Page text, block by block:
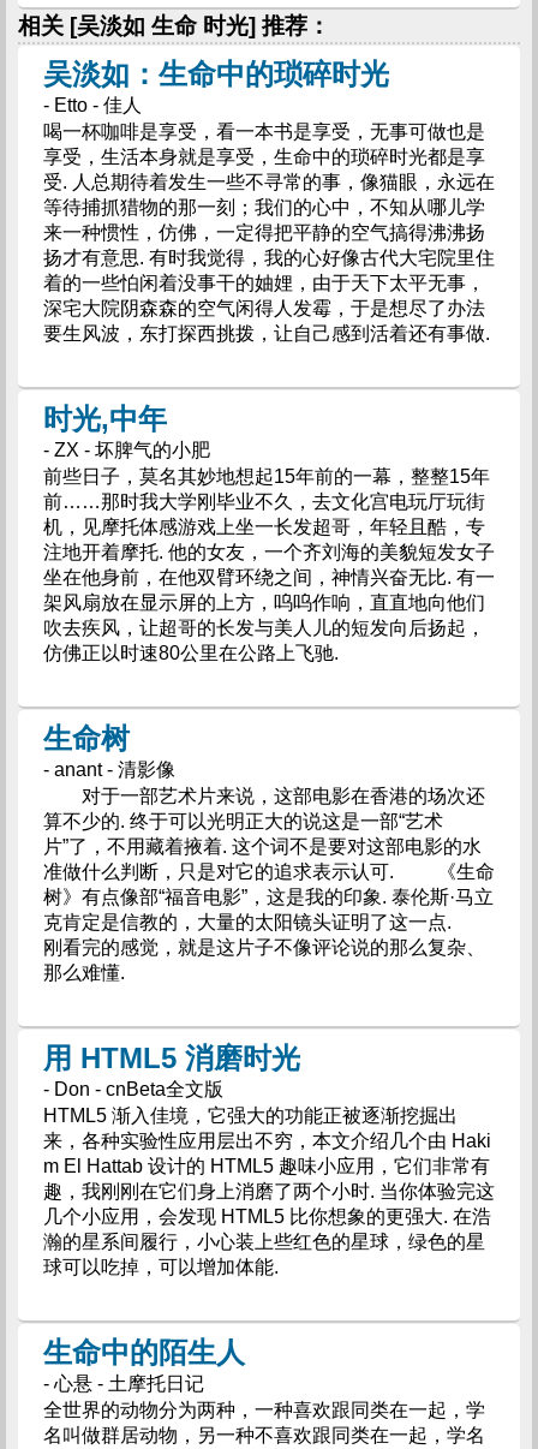
相关 [吴淡如 生命 时光] 推荐：
吴淡如：生命中的琐碎时光
- Etto - 佳人
喝一杯咖啡是享受，看一本书是享受，无事可做也是
享受，生活本身就是享受，生命中的琐碎时光都是享
受. 人总期待着发生一些不寻常的事，像猫眼，永远在
等待捕抓猎物的那一刻；我们的心中，不知从哪儿学
来一种惯性，仿佛，一定得把平静的空气搞得沸沸扬
扬才有意思. 有时我觉得，我的心好像古代大宅院里住
着的一些怕闲着没事干的妯娌，由于天下太平无事，
深宅大院阴森森的空气闲得人发霉，于是想尽了办法
要生风波，东打探西挑拨，让自己感到活着还有事做.
时光,中年
- ZX - 坏脾气的小肥
前些日子，莫名其妙地想起15年前的一幕，整整15年
前……那时我大学刚毕业不久，去文化宫电玩厅玩街
机，见摩托体感游戏上坐一长发超哥，年轻且酷，专
注地开着摩托. 他的女友，一个齐刘海的美貌短发女子
坐在他身前，在他双臂环绕之间，神情兴奋无比. 有一
架风扇放在显示屏的上方，呜呜作响，直直地向他们
吹去疾风，让超哥的长发与美人儿的短发向后扬起，
仿佛正以时速80公里在公路上飞驰.
生命树
- anant - 清影像
对于一部艺术片来说，这部电影在香港的场次还
算不少的. 终于可以光明正大的说这是一部“艺术
片”了，不用藏着掖着. 这个词不是要对这部电影的水
准做什么判断，只是对它的追求表示认可. 《生命
树》有点像部“福音电影”，这是我的印象. 泰伦斯·马立
克肯定是信教的，大量的太阳镜头证明了这一点.
刚看完的感觉，就是这片子不像评论说的那么复杂、
那么难懂.
用 HTML5 消磨时光
- Don - cnBeta全文版
HTML5 渐入佳境，它强大的功能正被逐渐挖掘出
来，各种实验性应用层出不穷，本文介绍几个由 Haki
m El Hattab 设计的 HTML5 趣味小应用，它们非常有
趣，我刚刚在它们身上消磨了两个小时. 当你体验完这
几个小应用，会发现 HTML5 比你想象的更强大. 在浩
瀚的星系间履行，小心装上些红色的星球，绿色的星
球可以吃掉，可以增加体能.
生命中的陌生人
- 心悬 - 土摩托日记
全世界的动物分为两种，一种喜欢跟同类在一起，学
名叫做群居动物，另一种不喜欢跟同类在一起，学名